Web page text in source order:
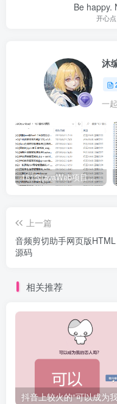
Be happy.
开心
沐
一
161套javaWeb项目源码免费分享
上一篇
音频剪切助手网页版HTML
源码
相关推荐